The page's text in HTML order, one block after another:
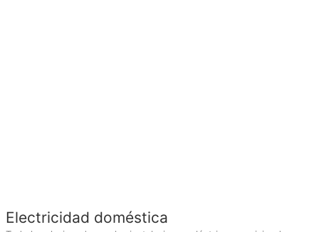
Electricidad doméstica